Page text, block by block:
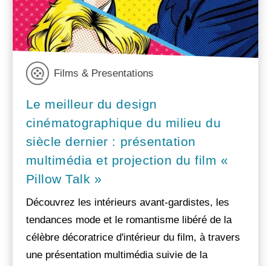
Films & Presentations
Le meilleur du design
cinématographique du milieu du
siècle dernier : présentation
multimédia et projection du film «
Pillow Talk »
Découvrez les intérieurs avant-gardistes, les
tendances mode et le romantisme libéré de la
célèbre décoratrice d'intérieur du film, à travers
une présentation multimédia suivie de la